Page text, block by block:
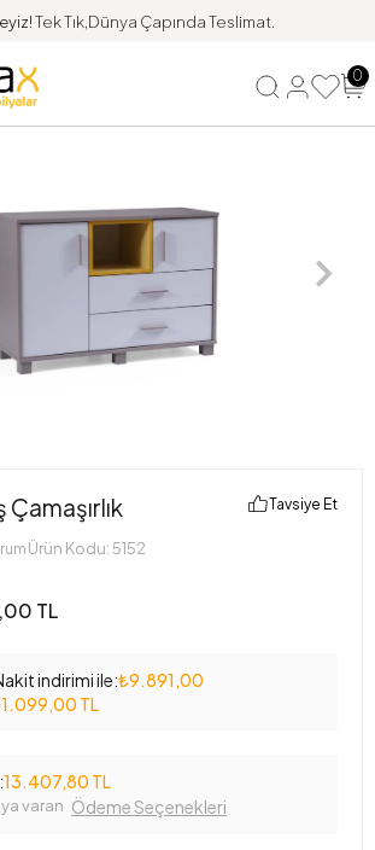
Tek Tık,Dünya Çapında Teslimat.
0
Ürün Kodu: 5152
Tavsiye Et
TL
indirimi ile:₺9.891,00
1.099,00 TL
13.407,80 TL
varan Ödeme Seçenekleri